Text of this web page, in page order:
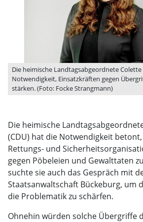
Die heimische Landtagsabgeordnete
Notwendigkeit, Einsatzkräften gegen
stärken. (Foto: Focke Strangmann)
Die heimische
(CDU) hat die Notwendigkeit
Rettungs- und
gegen Pöbeleien und Gewalttaten
suchte sie auch das Gespräch mit
Staatsanwaltschaft Bückeburg, um
die Problematik zu schärfen.
Ohnehin würden solche Übergriffe